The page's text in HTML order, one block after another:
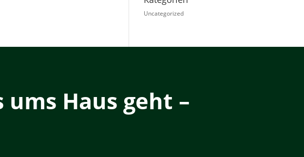
Uncategorized
Haus geht –